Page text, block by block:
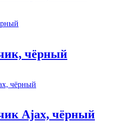
чёрный
Ajax, чёрный